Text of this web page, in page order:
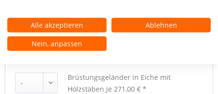
Zubehör
Brüstungsgeländer in Eiche mit
Hölzstäben je 271,00 € *
Alle akzeptieren
Ablehnen
Nein, anpassen